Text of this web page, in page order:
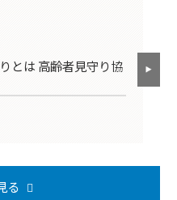
とは 高齢者見守り協
る